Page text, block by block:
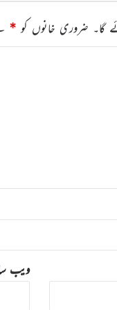
گا۔ ضروری خانوں کو *
ویب‌